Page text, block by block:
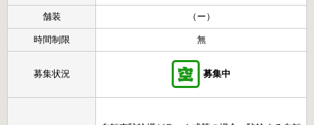
舗装 （ー）
時間制限 無
募集状況 募集中